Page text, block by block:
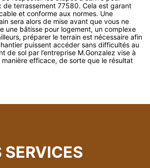
de terrassement 77580. Cela est garant
et conforme aux normes. Une
sera alors de mise avant que vous ne
une bâtisse pour logement, un complexe
préparer le terrain est nécessaire afin
puissent accéder sans difficultés au
de sol par l’entreprise M.Gonzalez vise à
efficace, de sorte que le résultat
SERVICES